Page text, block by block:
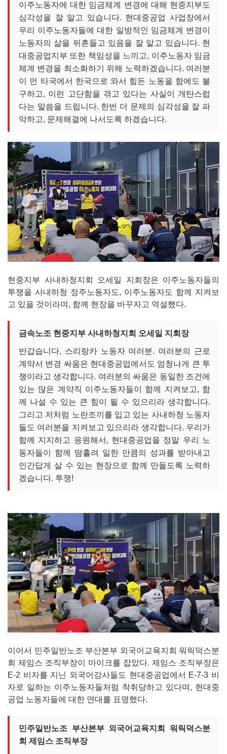
이주노동자에 대한 임금체계 변경에 대해 현중지부도
심각성을 잘 알고 있습니다. 현대중공업 사업장에서
우리 이주노동자들에 대한 일방적인 임금체계 변경이
노동자의 삶을 뒤흔들고 있음을 잘 알고 있습니다. 현
대중공업지부 또한 책임성을 느끼고, 이주노동자 임금
체계 변경을 최소화하기 위해 노력하겠습니다. 여러분
이 먼 타국에서 한국으로 와서 힘든 노동을 함에도 불
구하고, 이런 고단함을 겪고 있다는 사실이 개탄스럽
다는 말씀을 드립니다. 한번 더 문제의 심각성을 잘 파
악하고, 문제해결에 나서도록 하겠습니다.
현중지부 사내하청지회 오세일 지회장은 이주노동자들의
투쟁을 사내하청 정주노동자도, 이주노동자도 함께 지켜보
고 있을 것이라며, 함께 현장을 바꾸자고 역설했다.
금속노조 현중지부 사내하청지회 오세일 지회장
반갑습니다, 스리랑카 노동자 여러분. 여러분의 근로
계약서 변경 싸움은 현대중공업에서도 엄청나게 큰 투
쟁이라고 생각합니다. 여러분의 싸움은 동일한 조건에
있는 많은 계약직 이주노동자들이 함께 지켜보고, 함
께 나설 수 있는 큰 힘이 될 수 있으리라 생각합니다.
그리고 저처럼 노란조끼를 입고 있는 사내하청 노동자
들도 여러분을 지켜보고 있으리라 생각합니다. 우리가
함께 지지하고 응원해서, 현대중공업을 정말 우리 노
동자들이 함께 땀흘려 일한 만큼의 성과를 받아내고
인간답게 살 수 있는 현장으로 함께 만들도록 노력하
겠습니다. 투쟁!
이어서 민주일반노조 부산본부 외국어교육지회 워릭덕스분
회 제임스 조직부장이 마이크를 잡았다. 제임스 조직부장은
E-2 비자를 지닌 외국어강사들도 현대중공업에서 E-7-3 비
자로 일하는 이주노동자들처럼 착취당하고 있다며, 현대중
공업 노동자들에 대한 연대를 표명했다.
민주일반노조 부산본부 외국어교육지회 워릭덕스분
회 제임스 조직부장